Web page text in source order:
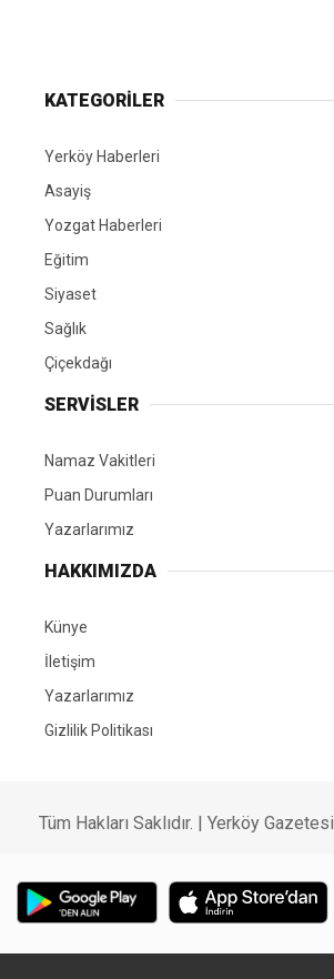
KATEGORİLER
Yerköy Haberleri
Asayiş
Yozgat Haberleri
Eğitim
Siyaset
Sağlık
Çiçekdağı
SERVİSLER
Namaz Vakitleri
Puan Durumları
Yazarlarımız
HAKKIMIZDA
Künye
İletişim
Yazarlarımız
Gizlilik Politikası
Tüm Hakları Saklıdır. | Yerköy Gazetesi